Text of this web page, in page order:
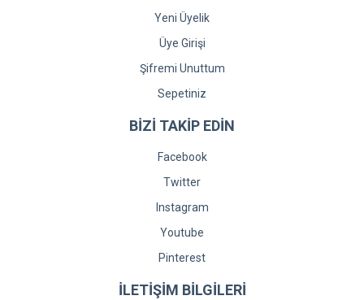
Yeni Üyelik
Üye Girişi
Şifremi Unuttum
Sepetiniz
BİZİ TAKİP EDİN
Facebook
Twitter
Instagram
Youtube
Pinterest
İLETİŞİM BİLGİLERİ